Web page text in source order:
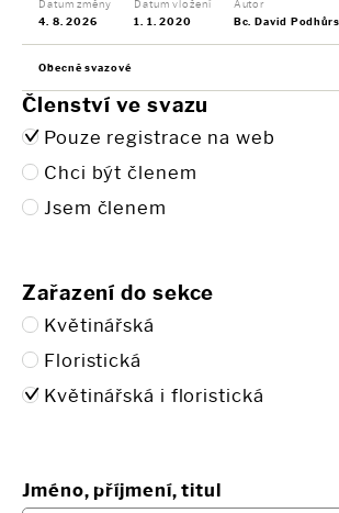
Datum změny
4. 8. 2026
Datum vložení
1. 1. 2020
Autor
Bc. David
Obecně svazové
Členství ve svazu
Pouze registrace na web
Chci být členem
Jsem členem
Zařazení do sekce
Květinářská
Floristická
Květinářská i floristická
Jméno, příjmení, titul